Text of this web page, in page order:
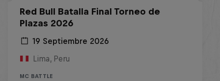
Red Bull Batalla Final Torneo de
Plazas 2026
19 Septiembre 2026
Lima, Peru
MC BATTLE